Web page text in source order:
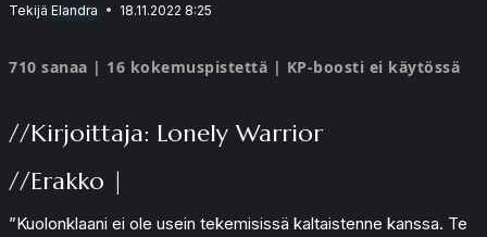
Tekijä Elandra 18.11.2022 8:25
710 sanaa | 16 kokemuspistettä | KP-boosti ei käytössä
//Kirjoittaja: Lonely Warrior
//Erakko |
”Kuolonklaani ei ole usein tekemisissä kaltaistenne kanssa. Te